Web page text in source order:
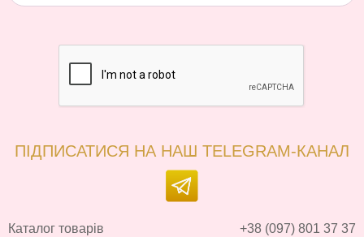
ПІДПИСАТИСЯ НА НАШ TELEGRAM-КАНАЛ
Каталог товарів +38 (097) 801 37 37